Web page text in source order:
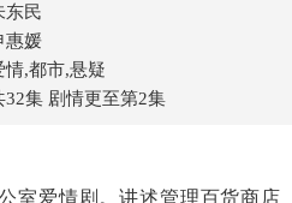
东民
惠媛
情,都市,悬疑
32集 剧情更至第2集
室爱情剧。讲述管理百货商店